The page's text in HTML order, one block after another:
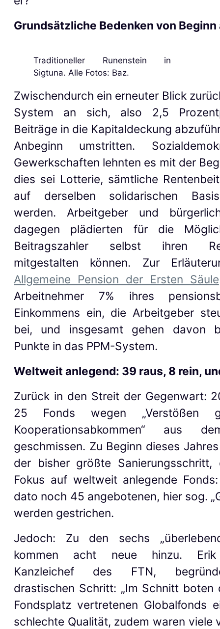
Grundsätzliche Bedenken von Beginn
Traditioneller Runenstein in
Sigtuna. Alle Fotos: Baz.
Zwischendurch ein erneuter Blick
System an sich, also 2,5
Beiträge in die Kapitaldeckung
Anbeginn umstritten.
Gewerkschaften lehnten es mit der
dies sei Lotterie, sämtliche
auf derselben solidarischen
werden. Arbeitgeber und
dagegen plädierten für die
Beitragszahler selbst ihren
mitgestalten können. Zur
Allgemeine Pension der Ersten Säule
Arbeitnehmer 7% ihres
Einkommens ein, die Arbeitgeber
bei, und insgesamt gehen davon
Punkte in das PPM-System.
Weltweit anlegend: 39 raus, 8 rein,
Zurück in den Streit der Gegenwart:
25 Fonds wegen „Verstößen
Kooperationsabkommen“ aus
geschmissen. Zu Beginn dieses
der bisher größte Sanierungsschritt,
Fokus auf weltweit anlegende
dato noch 45 angebotenen, hier sog.
werden gestrichen.
Jedoch: Zu den sechs
kommen acht neue hinzu. Erik
Kanzleichef des FTN,
drastischen Schritt: „Im Schnitt boten
Fondsplatz vertretenen Globalfonds
schlechte Qualität, zudem waren viele